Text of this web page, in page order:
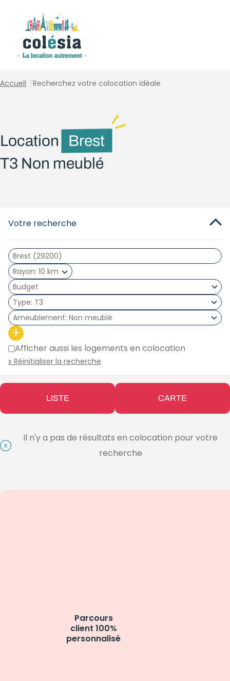
Accueil /Recherchez votre colocation idéale
Location
Brest
T3 Non meublé
Votre recherche
Rayon 10 km
Type T3
Ameublement Non meublé
+
Afficher aussi les logements en colocation
x Réinitialiser la recherche
LISTE CARTE
Il n'y a pas de résultats en colocation pour votre
recherche
Parcours
client 100%
personnalisé